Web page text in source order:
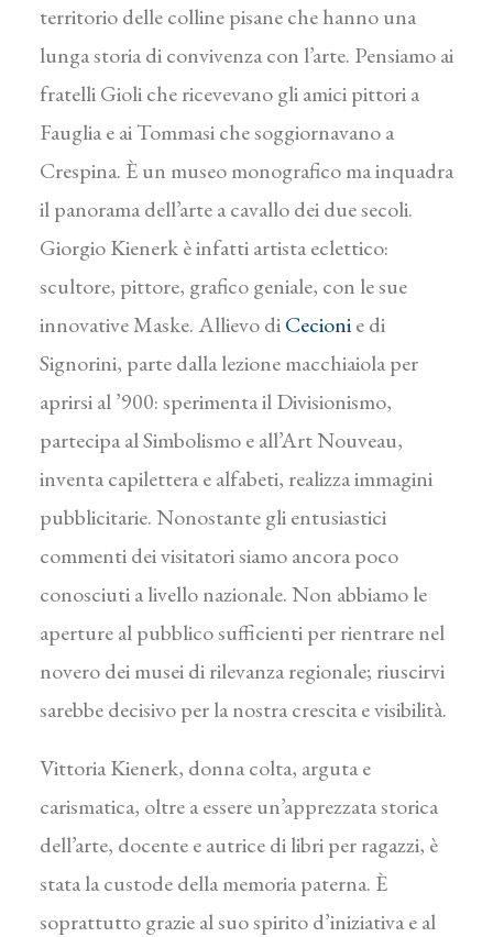
territorio delle colline pisane che hanno una
lunga storia di convivenza con l’arte. Pensiamo ai
fratelli Gioli che ricevevano gli amici pittori a
Fauglia e ai Tommasi che soggiornavano a
Crespina. È un museo monografico ma inquadra
il panorama dell’arte a cavallo dei due secoli.
Giorgio Kienerk è infatti artista eclettico:
scultore, pittore, grafico geniale, con le sue
innovative Maske. Allievo diCecionie di
Signorini, parte dalla lezione macchiaiola per
aprirsi al ’900: sperimenta il Divisionismo,
partecipa al Simbolismo e all’Art Nouveau,
inventa capilettera e alfabeti, realizza immagini
pubblicitarie. Nonostante gli entusiastici
commenti dei visitatori siamo ancora poco
conosciuti a livello nazionale. Non abbiamo le
aperture al pubblico sufficienti per rientrare nel
novero dei musei di rilevanza regionale; riuscirvi
sarebbe decisivo per la nostra crescita e visibilità.
Vittoria Kienerk, donna colta, arguta e
carismatica, oltre a essere un’apprezzata storica
dell’arte, docente e autrice di libri per ragazzi, è
stata la custode della memoria paterna. È
soprattutto grazie al suo spirito d’iniziativa e al